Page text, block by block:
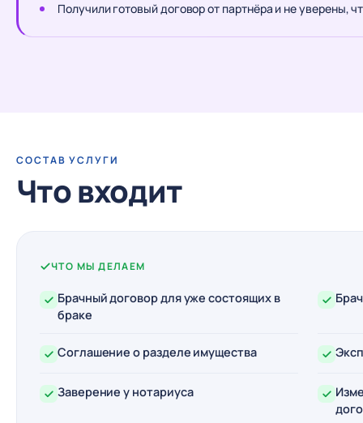
Получили готовый договор от партнёра и не уверены,
СОСТАВ УСЛУГИ
Что входит
ЧТО МЫ ДЕЛАЕМ
Брачный договор для уже состоящих в
браке
Соглашение о разделе имущества
Заверение у нотариуса